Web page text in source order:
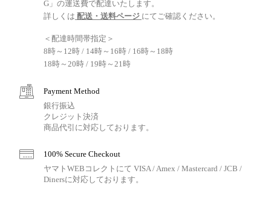
G」の運送費で配達いたします。
詳しくは 配送・送料ページ にてご確認ください。
＜配達時間帯指定＞
8時～12時 / 14時～16時 / 16時～18時
18時～20時 / 19時～21時
Payment Method
銀行振込
クレジット決済
商品代引に対応しております。
100% Secure Checkout
ヤマトWEBコレクトにて VISA / Amex / Mastercard / JCB /
Dinersに対応しております。